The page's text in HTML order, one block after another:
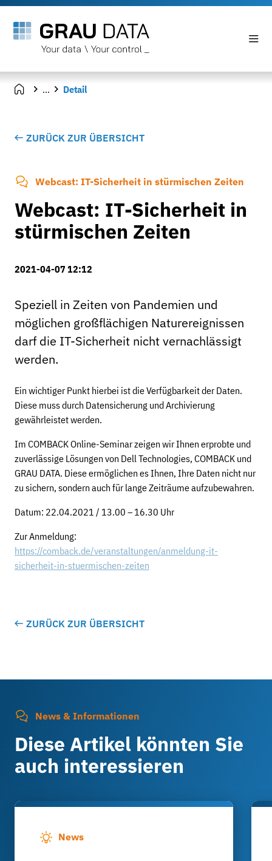
... Detail
ZURÜCK ZUR ÜBERSICHT
Webcast: IT-Sicherheit in stürmischen Zeiten
Webcast: IT-Sicherheit in
stürmischen Zeiten
2021-04-07 12:12
Speziell in Zeiten von Pandemien und
möglichen großflächigen Naturereignissen
darf die IT-Sicherheit nicht vernachlässigt
werden.
Ein wichtiger Punkt hierbei ist die Verfügbarkeit der Daten.
Diese muss durch Datensicherung und Archivierung
gewährleistet werden.
Im COMBACK Online-Seminar zeigen wir Ihnen erprobte und
zuverlässige Lösungen von Dell Technologies, COMBACK und
GRAU DATA. Diese ermöglichen es Ihnen, Ihre Daten nicht nur
zu sichern, sondern auch für lange Zeiträume aufzubewahren.
Datum: 22.04.2021 / 13.00 – 16.30 Uhr
Zur Anmeldung:
https://comback.de/veranstaltungen/anmeldung-it-
sicherheit-in-stuermischen-zeiten
ZURÜCK ZUR ÜBERSICHT
News & Informationen
Diese Artikel könnten Sie
auch interessieren
News